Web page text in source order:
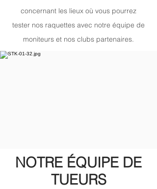
concernant les lieux où vous pourrez
tester nos raquettes avec notre équipe de
moniteurs et nos clubs partenaires.
NOTRE ÉQUIPE DE
TUEURS